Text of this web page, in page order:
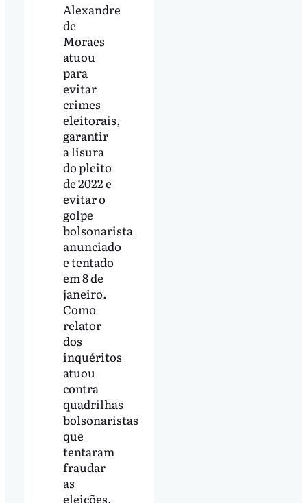
Alexandre
de
Moraes
atuou
para
evitar
crimes
eleitorais,
garantir
a lisura
do pleito
de 2022 e
evitar o
golpe
bolsonarista
anunciado
e tentado
em 8 de
janeiro.
Como
relator
dos
inquéritos
atuou
contra
quadrilhas
bolsonaristas
que
tentaram
fraudar
as
eleições.